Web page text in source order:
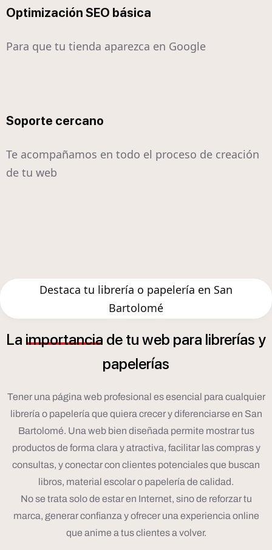
Optimización SEO básica
Para que tu tienda aparezca en Google
Soporte cercano
Te acompañamos en todo el proceso de creación
de tu web
Destaca tu librería o papelería en San
Bartolomé
La importancia de tu web para librerías y
papelerías
Tener una página web profesional es esencial para cualquier
librería o papelería que quiera crecer y diferenciarse en San
Bartolomé. Una web bien diseñada permite mostrar tus
productos de forma clara y atractiva, facilitar las compras y
consultas, y conectar con clientes potenciales que buscan
libros, material escolar o papelería de calidad.
No se trata solo de estar en Internet, sino de reforzar tu
marca, generar confianza y ofrecer una experiencia online
que anime a tus clientes a volver.